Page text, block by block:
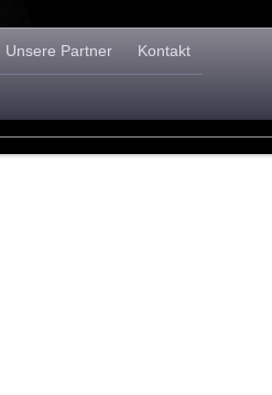
Unsere Partner Kontakt